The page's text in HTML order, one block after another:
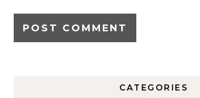
CATEGORIES